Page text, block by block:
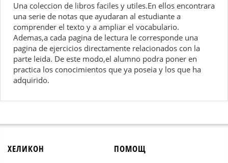
Una coleccion de libros faciles y utiles.En ellos encontrara
una serie de notas que ayudaran al estudiante a
comprender el texto y a ampliar el vocabulario.
Ademas,a cada pagina de lectura le corresponde una
pagina de ejercicios directamente relacionados con la
parte leida. De este modo,el alumno podra poner en
practica los conocimientos que ya poseia y los que ha
adquirido.
ХЕЛИКОН ПОМОЩ